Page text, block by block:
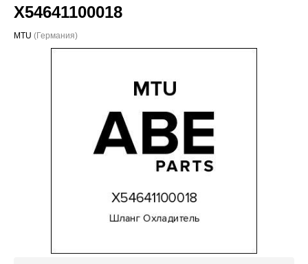
Сервис
X54641100018
MTU (Германия)